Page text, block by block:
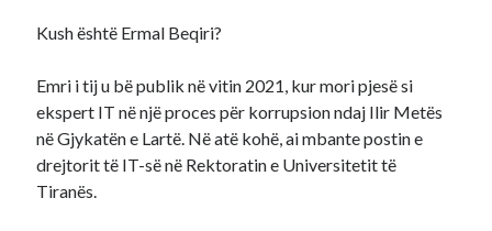
Kush është Ermal Beqiri?
Emri i tij u bë publik në vitin 2021, kur mori pjesë si
ekspert IT në një proces për korrupsion ndaj Ilir Metës
në Gjykatën e Lartë. Në atë kohë, ai mbante postin e
drejtorit të IT-së në Rektoratin e Universitetit të
Tiranës.